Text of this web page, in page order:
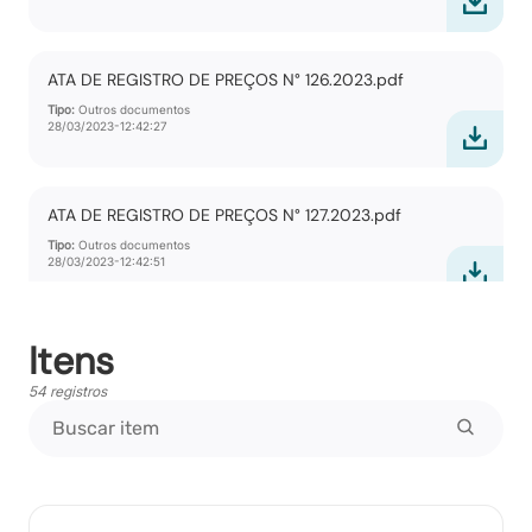
ATA DE REGISTRO DE PREÇOS N° 126.2023.pdf
Tipo: Outros documentos
28/03/2023-12:42:27
ATA DE REGISTRO DE PREÇOS N° 127.2023.pdf
Tipo: Outros documentos
28/03/2023-12:42:51
ATA DE REGISTRO DE PREÇOS N° 128.2023.pdf
Tipo:
Outros documentos
28/03/2023-12:43:21
Itens
54 registros